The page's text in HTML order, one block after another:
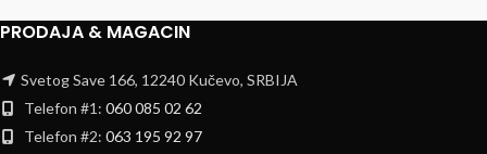
PRODAJA & MAGACIN
Svetog Save 166, 12240 Kučevo, SRBIJA
Telefon #1: 060 085 02 62
Telefon #2: 063 195 92 97